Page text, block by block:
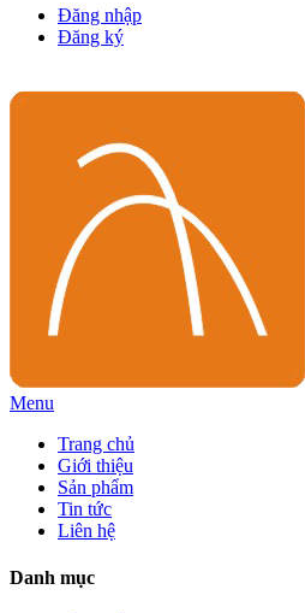
Đăng nhập
Đăng ký
Menu
Trang chủ
Giới thiệu
Sản phẩm
Tin tức
Liên hệ
Danh mục